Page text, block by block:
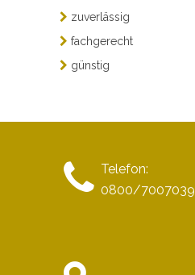
zuverlässig
fachgerecht
günstig
Telefon:
0800/7007039